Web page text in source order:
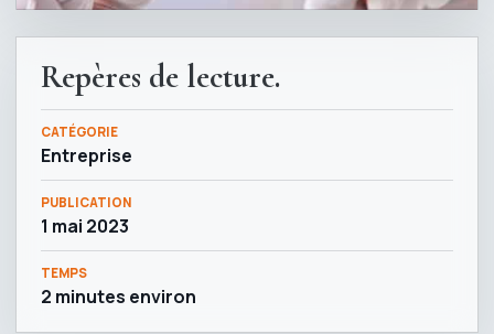
Repères de lecture.
CATÉGORIE
Entreprise
PUBLICATION
1 mai 2023
TEMPS
2 minutes environ